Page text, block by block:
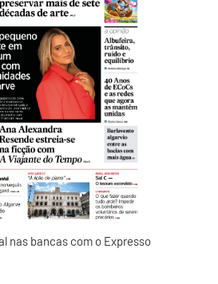
nas bancas com o Expresso